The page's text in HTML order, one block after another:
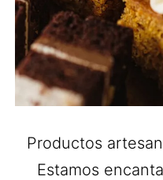
Productos
Estamos